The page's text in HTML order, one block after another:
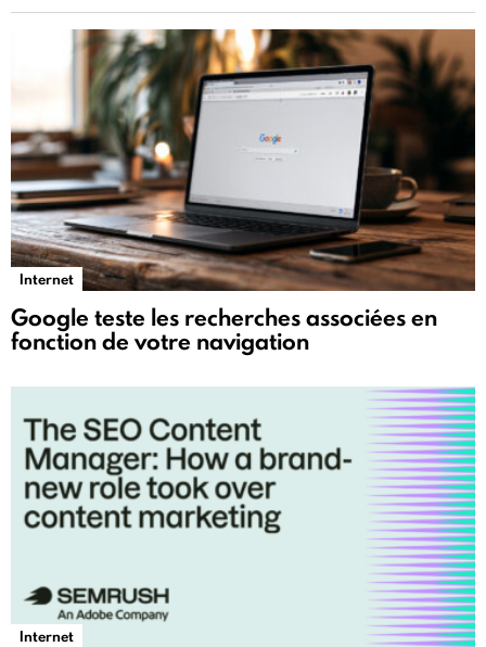
Internet
Google teste les recherches associées en
fonction de votre navigation
Internet